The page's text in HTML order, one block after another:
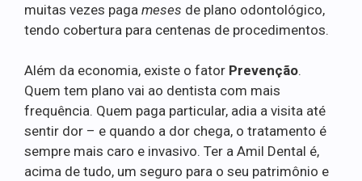
muitas vezes paga meses de plano odontológico,
tendo cobertura para centenas de procedimentos.
Além da economia, existe o fator Prevenção.
Quem tem plano vai ao dentista com mais
frequência. Quem paga particular, adia a visita até
sentir dor – e quando a dor chega, o tratamento é
sempre mais caro e invasivo. Ter a Amil Dental é,
acima de tudo, um seguro para o seu patrimônio e